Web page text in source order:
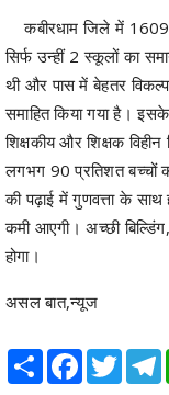
कबीरधाम जिले में
सिर्फ उन्हीं 2 स्कूलों का
थी और पास में बेहतर
समाहित किया गया है।
शिक्षकीय और शिक्षक
लगभग 90 प्रतिशत बच्चों
की पढ़ाई में गुणवत्ता के
कमी आएगी। अच्छी
होगा।
असल बात,न्यूज
Share Facebook
Twitter